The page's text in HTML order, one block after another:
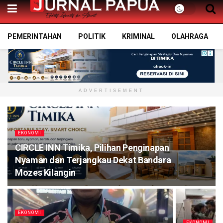
PEMERINTAHAN POLITIK KRIMINAL OLAHRAGA
ADVERTISEMENT
EKONOMI
CIRCLE INN Timika, Pilihan Penginapan
Nyaman dan Terjangkau Dekat Bandara
Mozes Kilangin
EKONOMI